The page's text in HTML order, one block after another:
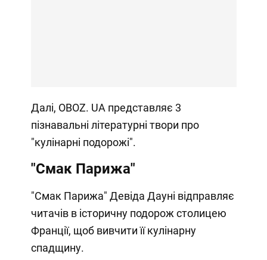
Далі, OBOZ. UA представляє 3
пізнавальні літературні твори про
"кулінарні подорожі".
"Смак Парижа"
"Смак Парижа" Девіда Дауні відправляє
читачів в історичну подорож столицею
Франції, щоб вивчити її кулінарну
спадщину.